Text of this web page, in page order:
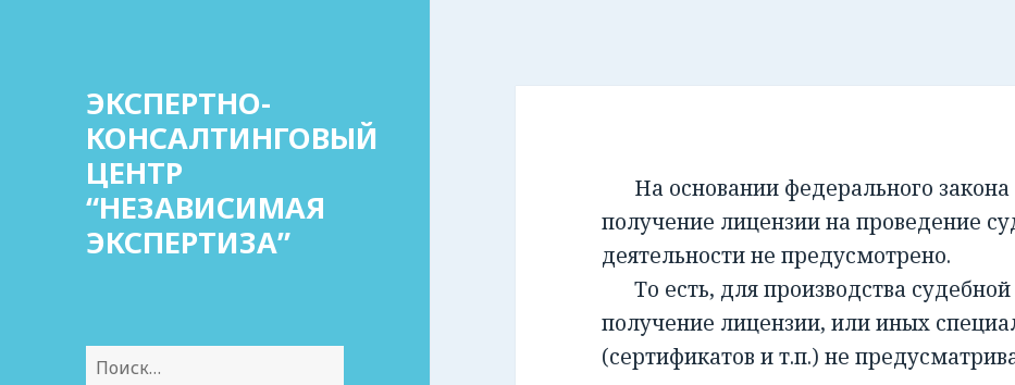
ЭКСПЕРТНО-
КОНСАЛТИНГОВЫЙ
ЦЕНТР
“НЕЗАВИСИМАЯ
ЭКСПЕРТИЗА”
Найти:
На основании федерального
получение лицензии на проведение
деятельности не предусмотрено.
То есть, для производства
получение лицензии, или иных
(сертификатов и т.п.) не